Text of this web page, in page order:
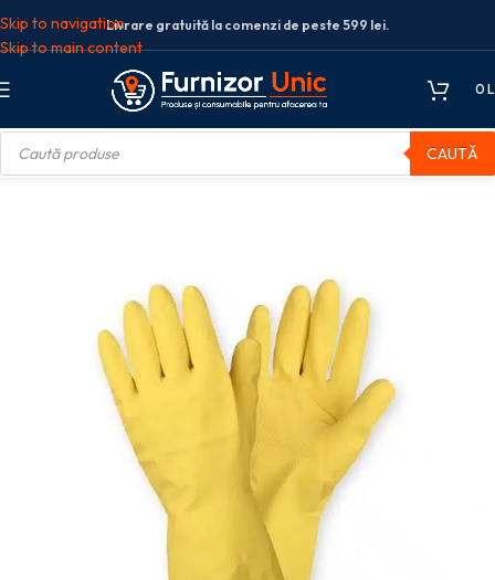
Skip to navigation
Skip to main content
Livrare gratuită la comenzi de peste 599 lei.
0
CAUTĂ
si articole de protectie